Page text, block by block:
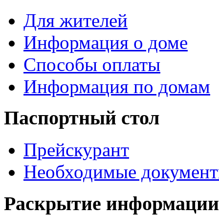
Для жителей
Информация о доме
Способы оплаты
Информация по домам
Паспортный стол
Прейскурант
Необходимые
Раскрытие информации